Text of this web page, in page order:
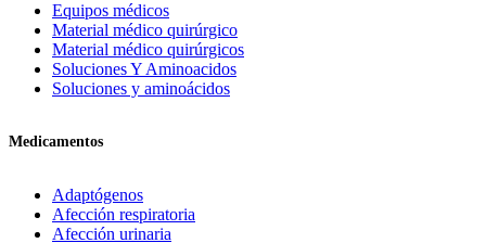
Equipos médicos
Material médico quirúrgico
Material médico quirúrgicos
Soluciones Y Aminoacidos
Soluciones y aminoácidos
Medicamentos
Adaptógenos
Afección respiratoria
Afección urinaria